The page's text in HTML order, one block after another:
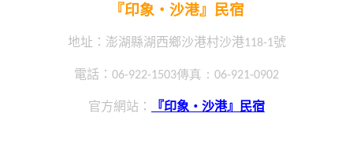
『印象‧沙港』民宿
地址： 澎湖縣湖西鄉沙港村沙港118-1號
電話： 06-922-1503傳真： 06-921-0902
官方網站： 『印象‧沙港』民宿